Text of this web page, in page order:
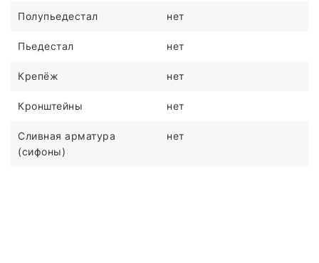
Полупьедестал нет
Пьедестал нет
Крепёж нет
Кронштейны нет
Сливная арматура
(сифоны)
нет